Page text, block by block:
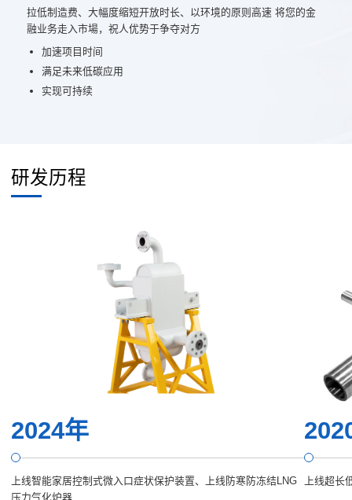
拉低制造费、大幅度缩短开放时长、以环境的原则高速 将您的金
融业务走入市場，祝人优势于争夺对方
加速项目时间
满足未来低碳应用
实现可持续
研发历程
2024年
上线智能家居控制式微入口症状保护装置、上线防寒防冻结LNG
压力气化炉器
上线超长